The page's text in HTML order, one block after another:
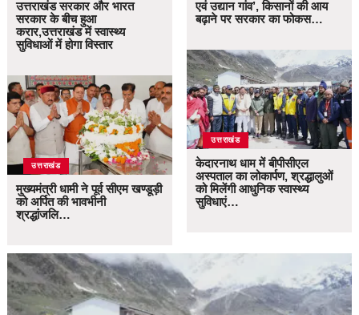
उत्तराखंड सरकार और भारत
सरकार के बीच हुआ
करार,उत्तराखंड में स्वास्थ्य
सुविधाओं में होगा विस्तार
उत्तराखंड
मुख्यमंत्री धामी ने पूर्व सीएम खण्डूड़ी
को अर्पित की भावभीनी
श्रद्धांजलि…
एवं उद्यान गांव’, किसानों की आय
बढ़ाने पर सरकार का फोकस…
उत्तराखंड
केदारनाथ धाम में बीपीसीएल
अस्पताल का लोकार्पण, श्रद्धालुओं
को मिलेंगी आधुनिक स्वास्थ्य
सुविधाएं…